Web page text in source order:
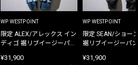
WP WESTPOINT
限定 ALEX/アレックス イン
ディゴ 裾リブイージーパン
¥31,900
WP WESTPOINT
限定 SEAN/ショー
裾リブイージーパ
¥31,900